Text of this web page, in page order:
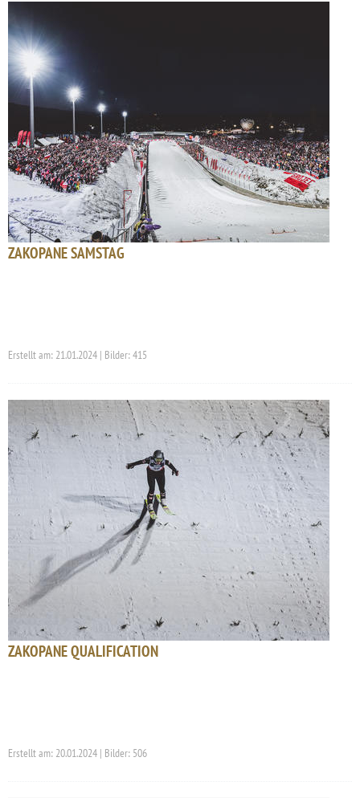
ZAKOPANE SAMSTAG
Erstellt am: 21.01.2024 | Bilder: 415
ZAKOPANE QUALIFICATION
Erstellt am: 20.01.2024 | Bilder: 506